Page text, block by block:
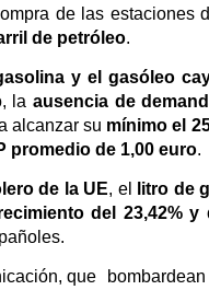
de las estaciones
de petróleo.
y el gasóleo
la ausencia de
alcanzar su mínimo el
promedio de 1,00 euro.
de la UE, el litro de
del 23,42% y
que